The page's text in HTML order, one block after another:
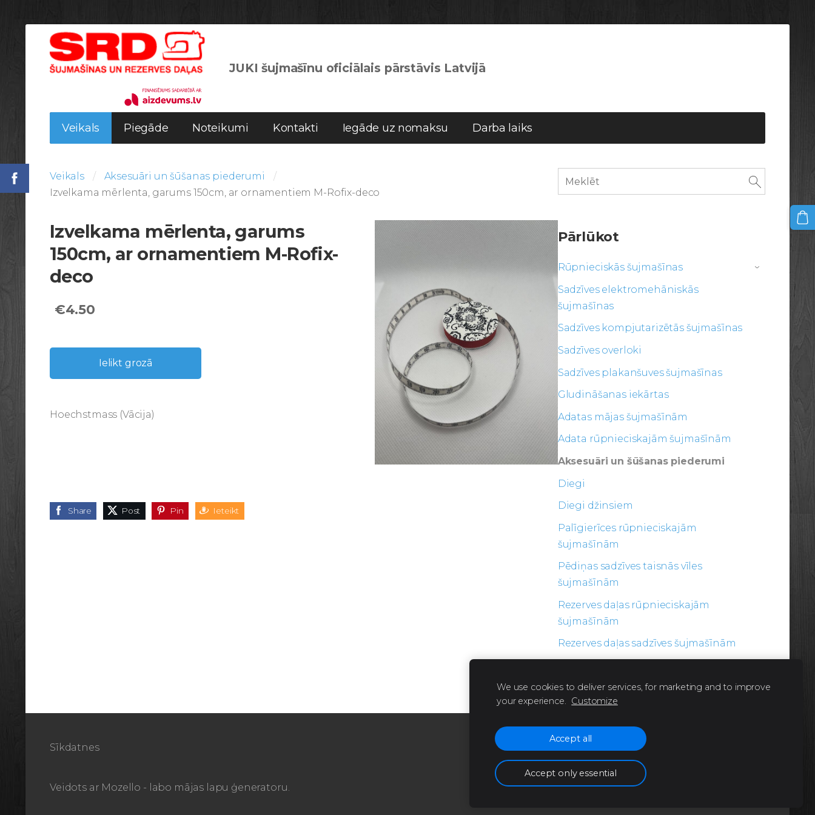
JUKI šujmašīnu oficiālais pārstāvis Latvijā
Veikals Piegāde Noteikumi Kontakti Iegāde uz nomaksu Darba laiks
Pārlūkot
Rūpnieciskās šujmašīnas ›
Sadzīves elektromehāniskās
šujmašīnas
Sadzīves kompjutarizētās šujmašīnas
Sadzīves overloki
Sadzīves plakanšuves šujmašīnas
Gludināšanas iekārtas
Adatas mājas šujmašīnām
Adata rūpnieciskajām šujmašīnām
Aksesuāri un šūšanas piederumi
Diegi
Diegi džinsiem
Palīgierīces rūpnieciskajām
šujmašīnām
Pēdiņas sadzīves taisnās vīles
šujmašīnām
Rezerves daļas rūpnieciskajām
šujmašīnām
Rezerves daļas sadzīves šujmašīnām
Veikals
Aksesuāri un šūšanas piederumi
Izvelkama mērlenta, garums 150cm, ar ornamentiem M-Rofix-deco
Izvelkama mērlenta, garums
150cm, ar ornamentiem M-Rofix-
deco
€4.50
Ielikt grozā
Hoechstmass (Vācija)
Share Post Pin Ieteikt
Sīkdatnes
Veidots ar Mozello - labo mājas lapu ģeneratoru.
We use cookies to deliver services, for marketing and to improve
your experience. Customize
Accept all
Accept only essential